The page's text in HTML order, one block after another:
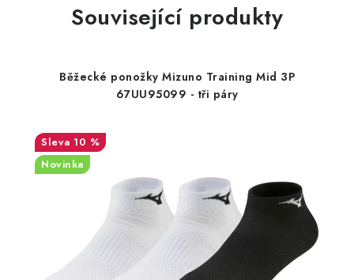
Související produkty
Běžecké ponožky Mizuno Training Mid 3P
67UU95099 - tři páry
10 %
Novinka